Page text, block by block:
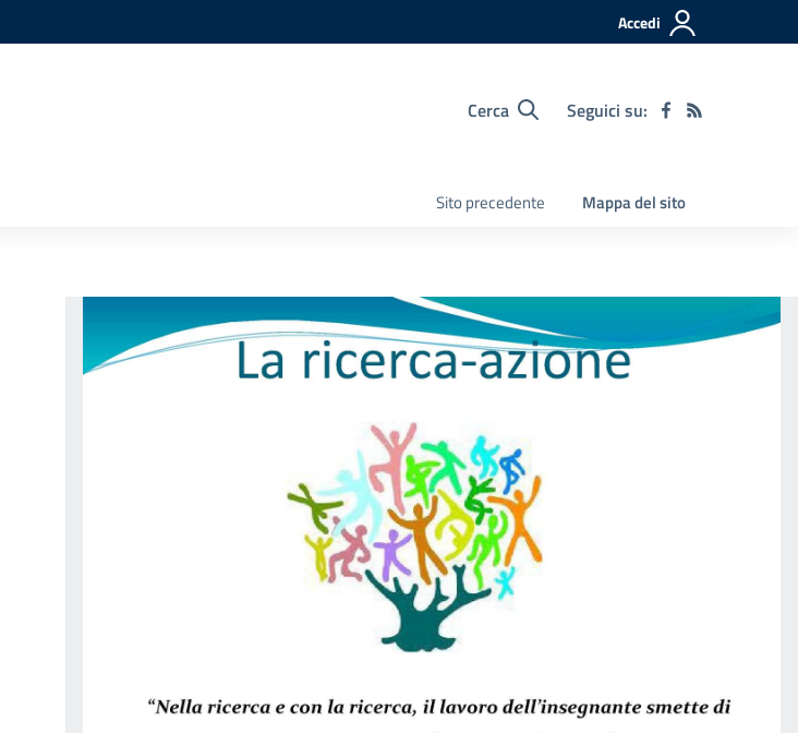
Accedi
Cerca Seguici su:
Sito precedente Mappa del sito